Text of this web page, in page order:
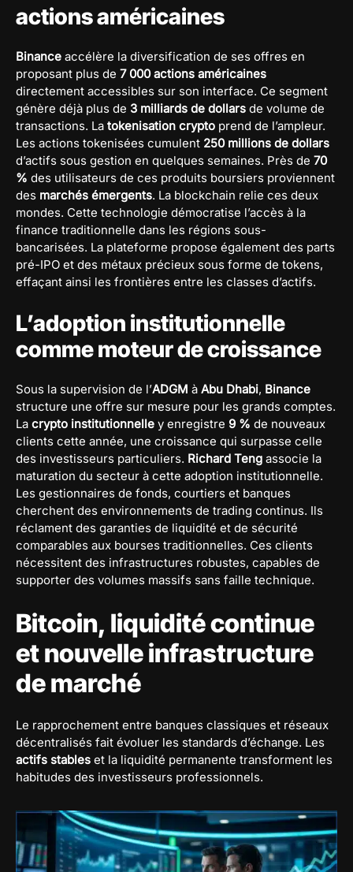
actions américaines
Binance accélère la diversification de ses offres en
proposant plus de 7 000 actions américaines
directement accessibles sur son interface. Ce segment
génère déjà plus de 3 milliards de dollars de volume de
transactions. La tokenisation crypto prend de l’ampleur.
Les actions tokenisées cumulent 250 millions de dollars
d’actifs sous gestion en quelques semaines. Près de 70
% des utilisateurs de ces produits boursiers proviennent
des marchés émergents. La blockchain relie ces deux
mondes. Cette technologie démocratise l’accès à la
finance traditionnelle dans les régions sous-
bancarisées. La plateforme propose également des parts
pré-IPO et des métaux précieux sous forme de tokens,
effaçant ainsi les frontières entre les classes d’actifs.
L’adoption institutionnelle
comme moteur de croissance
Sous la supervision de l’ADGM à Abu Dhabi, Binance
structure une offre sur mesure pour les grands comptes.
La crypto institutionnelle y enregistre 9 % de nouveaux
clients cette année, une croissance qui surpasse celle
des investisseurs particuliers. Richard Teng associe la
maturation du secteur à cette adoption institutionnelle.
Les gestionnaires de fonds, courtiers et banques
cherchent des environnements de trading continus. Ils
réclament des garanties de liquidité et de sécurité
comparables aux bourses traditionnelles. Ces clients
nécessitent des infrastructures robustes, capables de
supporter des volumes massifs sans faille technique.
Bitcoin, liquidité continue
et nouvelle infrastructure
de marché
Le rapprochement entre banques classiques et réseaux
décentralisés fait évoluer les standards d’échange. Les
actifs stables et la liquidité permanente transforment les
habitudes des investisseurs professionnels.